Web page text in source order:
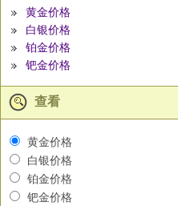
黄金价格
白银价格
铂金价格
钯金价格
查看
黄金价格
白银价格
铂金价格
钯金价格